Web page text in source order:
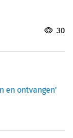
30
en ontvangen'